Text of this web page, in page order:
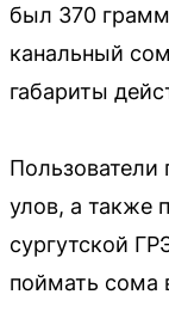
был 370
канальный
габариты
Пользователи
улов, а также
сургутской
поймать сома